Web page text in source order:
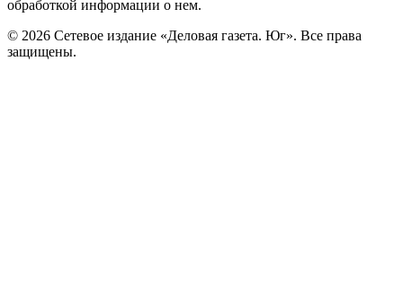
обработкой информации о нем.
© 2026 Сетевое издание «Деловая газета. Юг». Все права
защищены.